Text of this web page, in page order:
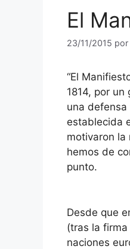
El
23/11/2015 por
“El
1814, por
una
establecida
motivaron la
hemos de
punto.
Desde que
(tras la
naciones